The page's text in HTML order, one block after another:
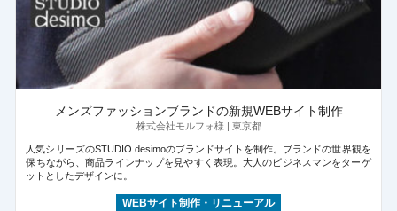
メンズファッションブランドの新規WEBサイト制作
株式会社モルフォ様 | 東京都
人気シリーズのSTUDIO desimoのブランドサイトを制作。ブランドの世界観を
保ちながら、商品ラインナップを見やすく表現。大人のビジネスマンをターゲ
ットとしたデザインに。
WEBサイト制作・リニューアル